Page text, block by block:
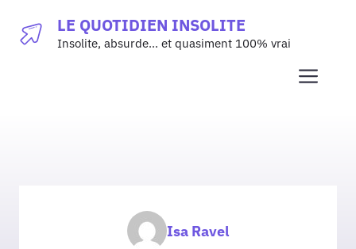
LE QUOTIDIEN INSOLITE
Insolite, absurde… et quasiment 100% vrai
Isa Ravel